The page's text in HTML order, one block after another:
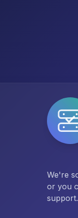
We're
or you
support.